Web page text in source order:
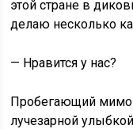
этой стране в
делаю несколько
— Нравится у нас?
Пробегающий мимо
лучезарной